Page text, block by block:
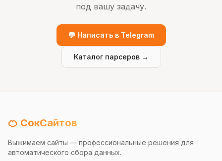
под вашу задачу.
💬 Написать в Telegram
Каталог парсеров →
🍊 СокСайтов
Выжимаем сайты — профессиональные решения для
автоматического сбора данных.